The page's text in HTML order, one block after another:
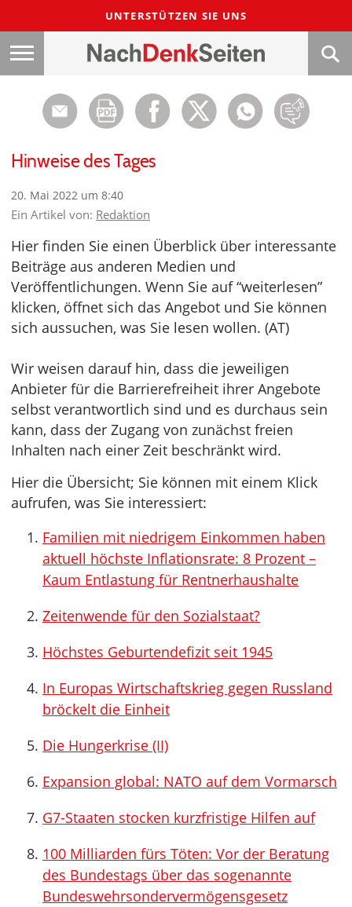
UNTERSTÜTZEN SIE UNS
Hinweise des Tages
20. Mai 2022 um 8:40
Ein Artikel von: Redaktion
Hier finden Sie einen Überblick über interessante
Beiträge aus anderen Medien und
Veröffentlichungen. Wenn Sie auf “weiterlesen”
klicken, öffnet sich das Angebot und Sie können
sich aussuchen, was Sie lesen wollen. (AT)
Wir weisen darauf hin, dass die jeweiligen
Anbieter für die Barrierefreiheit ihrer Angebote
selbst verantwortlich sind und es durchaus sein
kann, dass der Zugang von zunächst freien
Inhalten nach einer Zeit beschränkt wird.
Hier die Übersicht; Sie können mit einem Klick
aufrufen, was Sie interessiert:
Familien mit niedrigem Einkommen haben
aktuell höchste Inflationsrate: 8 Prozent –
Kaum Entlastung für Rentnerhaushalte
Zeitenwende für den Sozialstaat?
Höchstes Geburtendefizit seit 1945
In Europas Wirtschaftskrieg gegen Russland
bröckelt die Einheit
Die Hungerkrise (II)
Expansion global: NATO auf dem Vormarsch
G7-Staaten stocken kurzfristige Hilfen auf
100 Milliarden fürs Töten: Vor der Beratung
des Bundestags über das sogenannte
Bundeswehrsondervermögensgesetz